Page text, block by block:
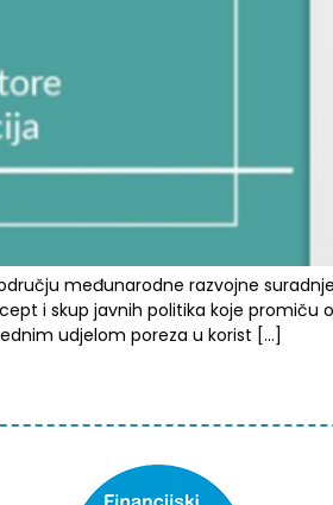
međunarodne razvojne
i skup javnih politika koje promiču
udjelom poreza u korist […]